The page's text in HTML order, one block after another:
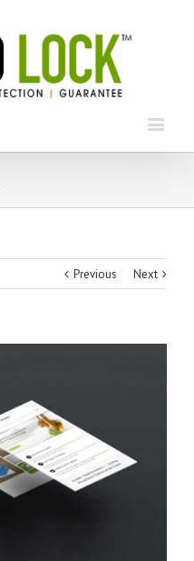
Previous Next